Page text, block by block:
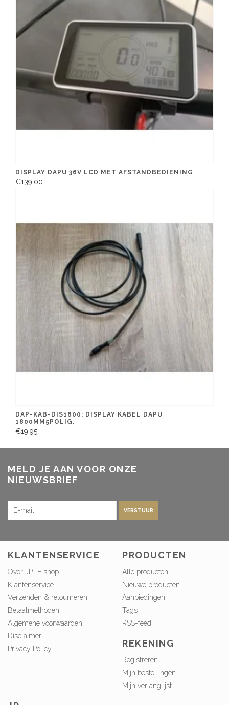
DISPLAY DAPU 36V LCD MET AFSTANDBEDIENING
€139,00
DAP-KAB-DIS1800: DISPLAY KABEL DAPU
1800MM5POLIG.
€19,95
MELD JE AAN VOOR ONZE
NIEUWSBRIEF
VERSTUUR
KLANTENSERVICE
Over JPTE shop
Klantenservice
Verzenden & retourneren
Betaalmethoden
Algemene voorwaarden
Disclaimer
Privacy Policy
PRODUCTEN
Alle producten
Nieuwe producten
Aanbiedingen
Tags
RSS-feed
REKENING
Registreren
Mijn bestellingen
Mijn verlanglijst